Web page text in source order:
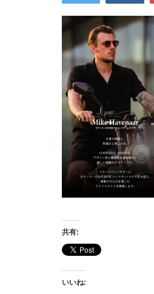
共有:
いいね: